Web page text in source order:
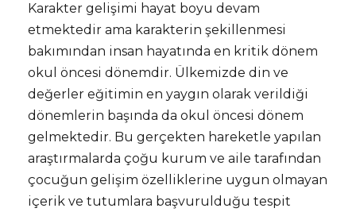
Karakter gelişimi hayat boyu devam
etmektedir ama karakterin şekillenmesi
bakımından insan hayatında en kritik dönem
okul öncesi dönemdir. Ülkemizde din ve
değerler eğitimin en yaygın olarak verildiği
dönemlerin başında da okul öncesi dönem
gelmektedir. Bu gerçekten hareketle yapılan
araştırmalarda çoğu kurum ve aile tarafından
çocuğun gelişim özelliklerine uygun olmayan
içerik ve tutumlara başvurulduğu tespit